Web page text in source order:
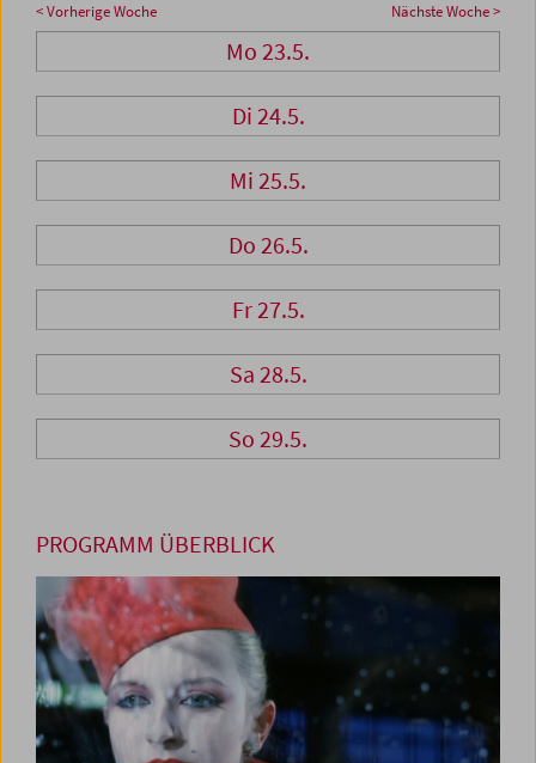
< Vorherige Woche Nächste Woche >
Mo 23.5.
Di 24.5.
Mi 25.5.
Do 26.5.
Fr 27.5.
Sa 28.5.
So 29.5.
PROGRAMM ÜBERBLICK